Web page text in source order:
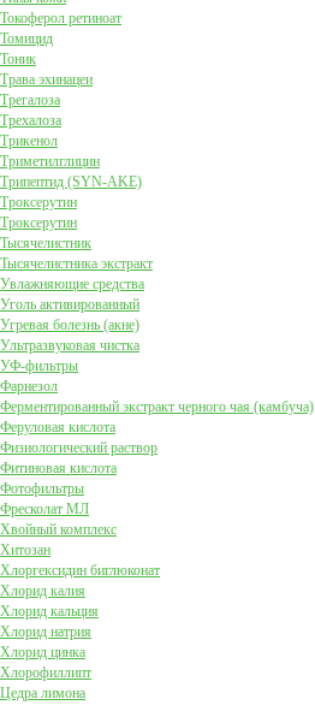
Токоферол ретиноат
Томицид
Тоник
Трава эхинацеи
Трегалоза
Трехалоза
Трикенол
Триметилглицин
Трипептид (SYN-AKE)
Троксерутин
Троксерутин
Тысячелистник
Тысячелистника экстракт
Увлажняющие средства
Уголь активированный
Угревая болезнь (акне)
Ультразвуковая чистка
УФ-фильтры
Фарнезол
Ферментированный экстракт черного чая (камбуча)
Феруловая кислота
Физиологический раствор
Фитиновая кислота
Фотофильтры
Фресколат МЛ
Хвойный комплекс
Хитозан
Хлоргексидин биглюконат
Хлорид калия
Хлорид кальция
Хлорид натрия
Хлорид цинка
Хлорофиллипт
Цедра лимона